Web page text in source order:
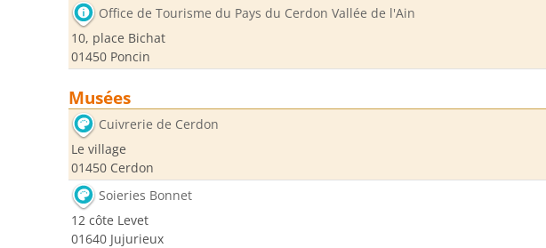
Office de Tourisme du Pays du Cerdon Vallée de l'Ain
10, place Bichat
01450 Poncin
Musées
Cuivrerie de Cerdon
Le village
01450 Cerdon
Soieries Bonnet
12 côte Levet
01640 Jujurieux